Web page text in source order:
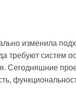
изменила
требуют систем
Сегодняшние